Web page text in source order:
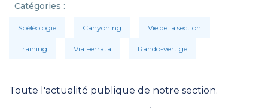
Catégories :
Spéléologie Canyoning Vie de la section
Training Via Ferrata Rando-vertige
Toute l'actualité publique de notre section.